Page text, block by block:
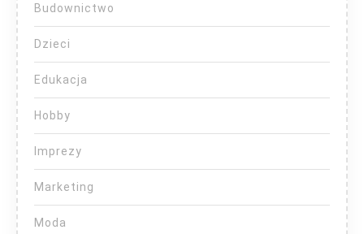
Budownictwo
Dzieci
Edukacja
Hobby
Imprezy
Marketing
Moda